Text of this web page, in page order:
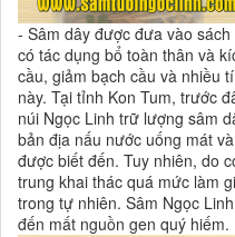
- Sâm dây được đưa vào
có tác dụng bổ toàn thân và
cầu, giảm bạch cầu và nhiều
này. Tại tỉnh Kon Tum, trước
núi Ngọc Linh trữ lượng sâm
bản địa nấu nước uống mát
được biết đến. Tuy nhiên, do
trung khai thác quá mức làm
trong tự nhiên. Sâm Ngọc
đến mất nguồn gen quý hiếm.